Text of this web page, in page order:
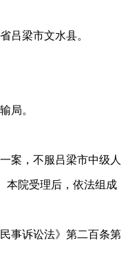
吕梁市文水县。
局。
案，不服吕梁市中级人
本院受理后，依法组成
事诉讼法》第二百条第